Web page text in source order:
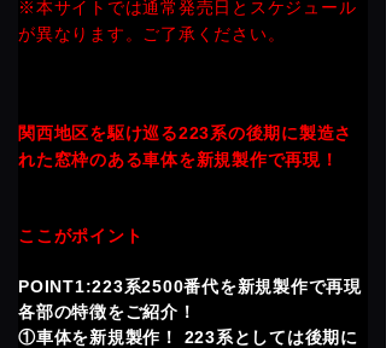
※本サイトでは通常発売日とスケジュール
が異なります。ご了承ください。
関西地区を駆け巡る223系の後期に製造さ
れた窓枠のある車体を新規製作で再現！
ここがポイント
POINT1:223系2500番代を新規製作で再現
各部の特徴をご紹介！
①車体を新規製作！ 223系としては後期に